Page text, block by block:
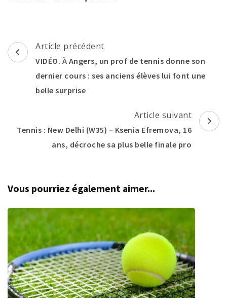
Navigation
d'article
Article précédent
VIDÉO. À Angers, un prof de tennis donne son
dernier cours : ses anciens élèves lui font une
belle surprise
Article suivant
Tennis : New Delhi (W35) – Ksenia Efremova, 16
ans, décroche sa plus belle finale pro
Vous pourriez également aimer...